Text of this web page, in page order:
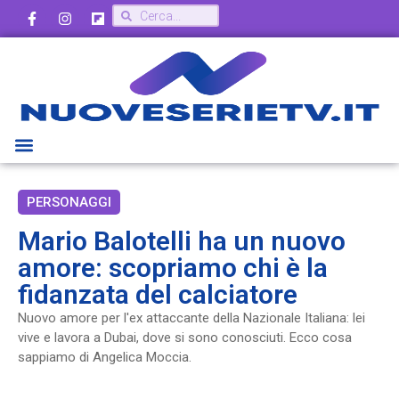
PERSONAGGI
Mario Balotelli ha un nuovo
amore: scopriamo chi è la
fidanzata del calciatore
Nuovo amore per l'ex attaccante della Nazionale Italiana: lei
vive e lavora a Dubai, dove si sono conosciuti. Ecco cosa
sappiamo di Angelica Moccia.